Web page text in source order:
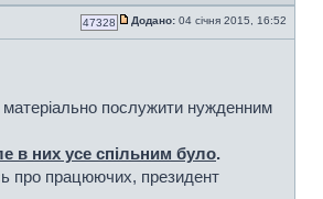
47328 Додано: 04 січня 2015, 16:52
послужити нужденним
в них усе спільним було.
про працюючих, президент